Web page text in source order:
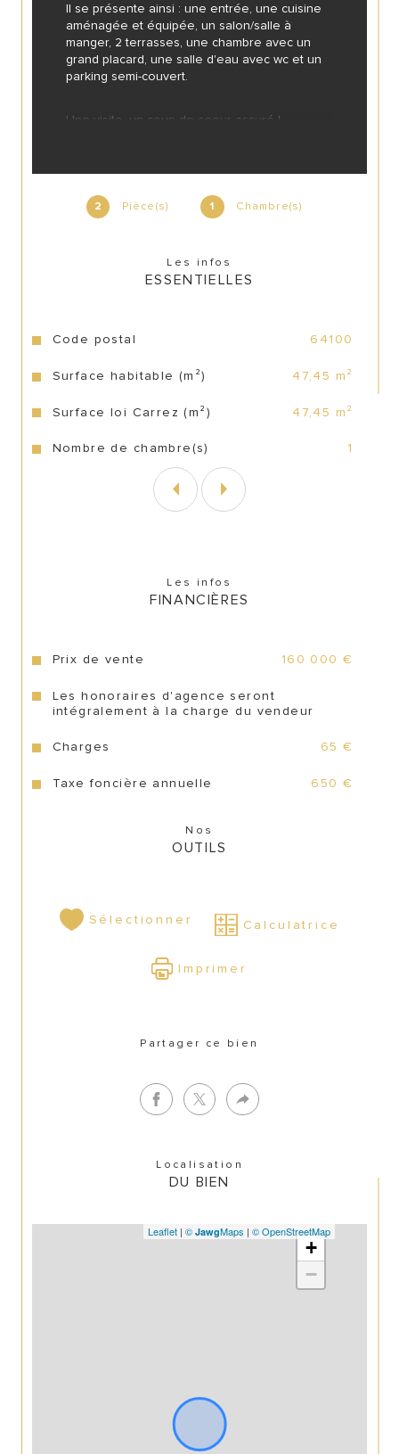
2 Pièce(s) 1 Chambre(s)
Les infos
ESSENTIELLES
Caractéristiques Valeurs
Code postal 64100
Surface habitable (m²) 47,45 m²
Surface loi Carrez (m²) 47,45 m²
Nombre de chambre(s) 1
Il se présente ainsi : une entrée, une cuisine
aménagée et équipée, un salon/salle à
manger, 2 terrasses, une chambre avec un
grand placard, une salle d'eau avec wc et un
parking semi-couvert.
Une visite, un coup de coeur assuré !
Les infos
FINANCIÈRES
Prix de vente 160 000 €
Les honoraires d'agence seront
intégralement à la charge du vendeur
Charges 65 €
Taxe foncière annuelle 650 €
Nos
OUTILS
Sélectionner Calculatrice
Imprimer
Partager ce bien
Localisation
DU BIEN
+
−
Leaflet | © JawgMaps | © OpenStreetMap